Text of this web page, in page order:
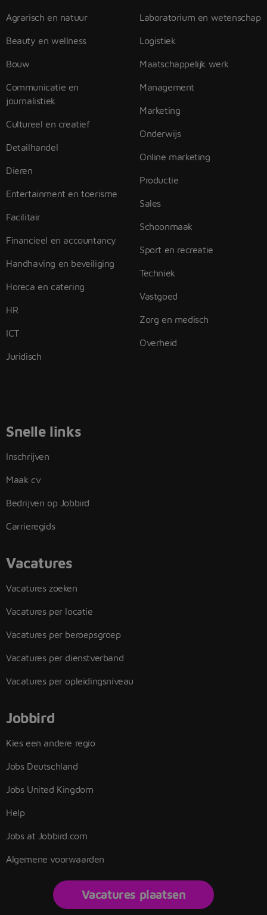
Agrarisch en natuur
Beauty en wellness
Bouw
Communicatie en
journalistiek
Cultureel en creatief
Detailhandel
Dieren
Entertainment en toerisme
Facilitair
Financieel en accountancy
Handhaving en beveiliging
Horeca en catering
HR
ICT
Juridisch
Laboratorium en wetenschap
Logistiek
Maatschappelijk werk
Management
Marketing
Onderwijs
Online marketing
Productie
Sales
Schoonmaak
Sport en recreatie
Techniek
Vastgoed
Zorg en medisch
Overheid
Snelle links
Inschrijven
Maak cv
Bedrijven op Jobbird
Carrieregids
Vacatures
Vacatures zoeken
Vacatures per locatie
Vacatures per beroepsgroep
Vacatures per dienstverband
Vacatures per opleidingsniveau
Jobbird
Kies een andere regio
Jobs Deutschland
Jobs United Kingdom
Help
Jobs at Jobbird.com
Algemene voorwaarden
Vacatures plaatsen